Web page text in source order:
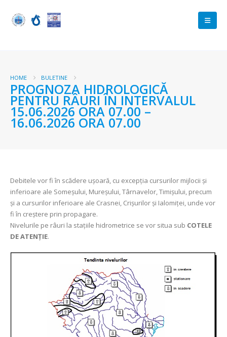
HOME BULETINE
PROGNOZA HIDROLOGICĂ
PENTRU RÂURI ÎN INTERVALUL
15.06.2026 ORA 07.00 –
16.06.2026 ORA 07.00
Debitele vor fi în scădere ușoară, cu excepția cursurilor mijlocii și
inferioare ale Someșului, Mureșului, Târnavelor, Timișului, precum
și a cursurilor inferioare ale Crasnei, Crișurilor și Ialomiței, unde vor
fi în creștere prin propagare.
Nivelurile pe râuri la stațiile hidrometrice se vor situa sub COTELE
DE ATENȚIE.